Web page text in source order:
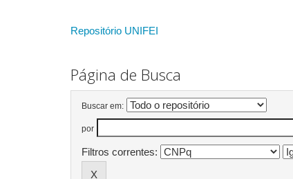
Repositório UNIFEI
Página de Busca
Buscar em:
por
Filtros correntes: